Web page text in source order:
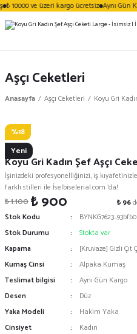
₺ 10000 ve üzeri kargo ücretsiz Aynı Gün
Aşçı Ceketleri
Anasayfa Aşçı Ceketleri Koyu Gri
%18
Yeni
Vezera
Koyu Gri Kadın Şef Aşçı
İşinizdeki profesyonelliğinizi, iş
farklı stilleri ile İselbiselerial.com 'da!
₺ 1.100₺ 900 ₺ 96
Stok Kodu
BYNKG7623_93bfb0
Stok Durumu
Stokta var
Kapama
[Kruvaze] Gizli Çıt
Kumaş Cinsi
Alpaka Kumaş
Teslimat bilgisi
Aynı Gün Kargo
Desen
Düz
Yaka Modeli
Hakim Yaka
Cinsiyet
Kadın